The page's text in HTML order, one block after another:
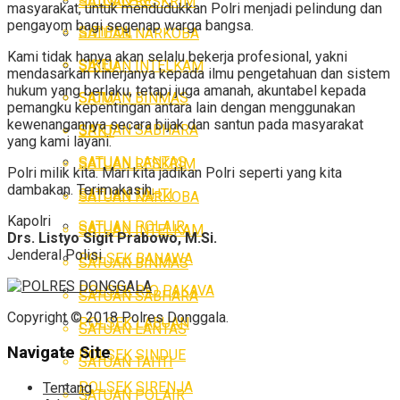
SATUAN NARKOBA
SATUAN INTELKAM
SATUAN BINMAS
SATUAN SABHARA
SATUAN LANTAS
SATUAN TAHTI
SATUAN POLAIR
POLSEK BANAWA
POLSEK RIO PAKAVA
POLSEK LABUAN
POLSEK SINDUE
POLSEK SIRENJA
SITIPOL
SIKEU
SIUM
SPKT
SATUAN RESKRIM
SATUAN NARKOBA
SATUAN INTELKAM
SATUAN BINMAS
SATUAN SABHARA
SATUAN LANTAS
SATUAN TAHTI
SATUAN POLAIR
masyarakat, untuk mendudukkan Polri menjadi pelindung dan
pengayom bagi segenap warga bangsa.
Kami tidak hanya akan selalu bekerja profesional, yakni
mendasarkan kinerjanya kepada ilmu pengetahuan dan sistem
hukum yang berlaku, tetapi juga amanah, akuntabel kepada
pemangku kepentingan antara lain dengan menggunakan
kewenangannya secara bijak dan santun pada masyarakat
yang kami layani.
Polri milik kita. Mari kita jadikan Polri seperti yang kita
dambakan. Terimakasih.
Kapolri
Drs. Listyo Sigit Prabowo, M.Si.
Jenderal Polisi
Copyright © 2018 Polres Donggala.
Navigate Site
Tentang